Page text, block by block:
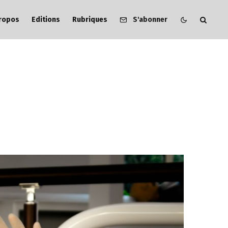
Editions Rubriques S'abonner